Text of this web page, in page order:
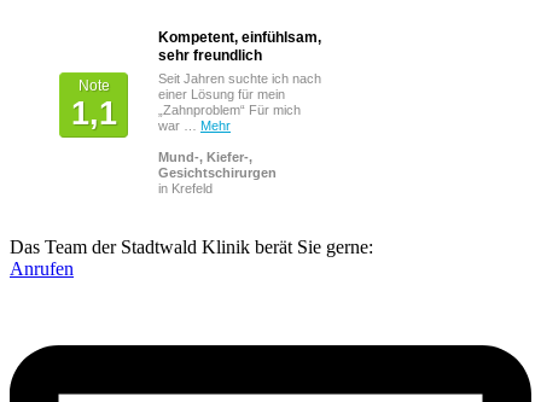
Kompetent, einfühlsam,
sehr freundlich
Seit Jahren suchte ich nach
einer Lösung für mein
„Zahnproblem“ Für mich
war … Mehr
Mund-, Kiefer-,
Gesichtschirurgen
in Krefeld
Note
1,1
Das Team der Stadtwald Klinik berät Sie gerne:
Anrufen